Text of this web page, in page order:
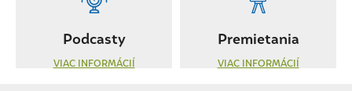
Podcasty
VIAC INFORMÁCIÍ
Premietania
VIAC INFORMÁCIÍ